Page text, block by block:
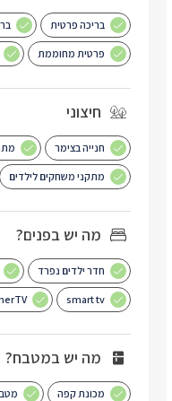
בריכה פרטית
פרטית מחוממת
חיצוני
חנייה בצימר
מתקני משחקים לילדים
מה יש בפנים?
חדר ילדים נפרד
smart tv
מה יש במטבח?
מכונת קפה